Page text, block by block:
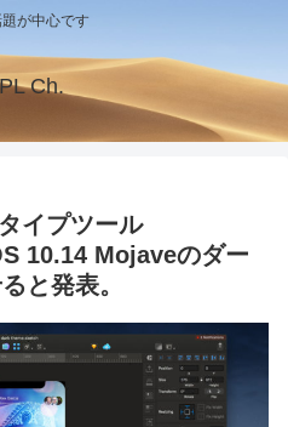
が中心です
Ch.
イプツール
10.14 Mojaveのダー
と発表。